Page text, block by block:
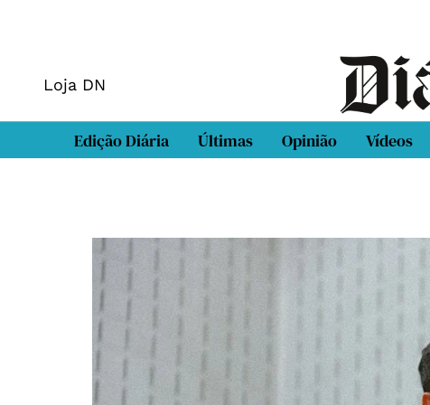
Loja DN
Edição Diária Últimas Opinião Vídeos